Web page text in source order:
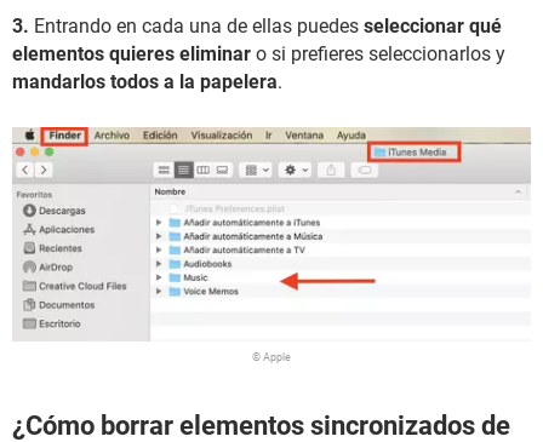
3. Entrando en cada una de ellas puedes seleccionar qué
elementos quieres eliminar o si prefieres seleccionarlos y
mandarlos todos a la papelera.
© Apple
¿Cómo borrar elementos sincronizados de